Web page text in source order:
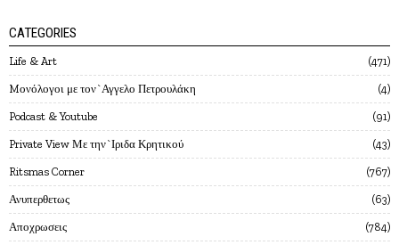
CATEGORIES
Life & Art 471
Mονόλογοι με τον`Αγγελο Πετρουλάκη 4
Podcast & Youtube 91
Private View Με την`Ιριδα Κρητικού 43
Ritsmas Corner 767
Ανυπερθετως 63
Αποχρωσεις 784